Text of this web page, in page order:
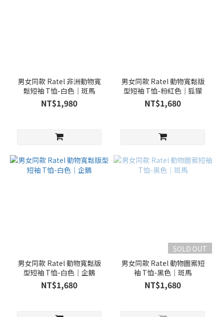
男女同款 Ratel 非洲動物寬
鬆短袖 T恤-白色｜斑馬
NT$1,980
男女同款 Ratel 動物寬鬆版
型短袖 T恤-粉紅色｜狐獴
NT$1,680
男女同款 Ratel 動物寬鬆版
型短袖 T恤-白色｜企鵝
NT$1,680
SOLD OUT
男女同款 Ratel 動物圖案短
袖 T恤-黑色｜斑馬
NT$1,680